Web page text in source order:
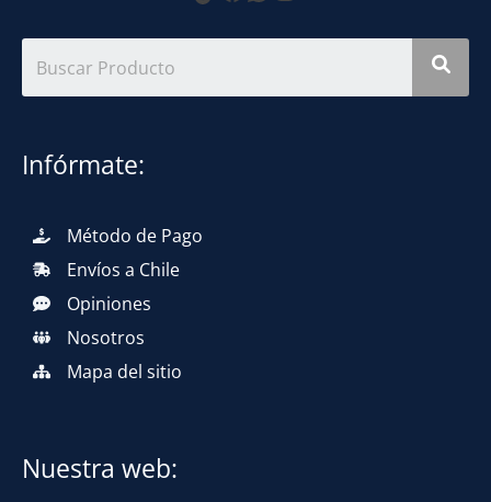
Infórmate:
Método de Pago
Envíos a Chile
Opiniones
Nosotros
Mapa del sitio
Nuestra web: